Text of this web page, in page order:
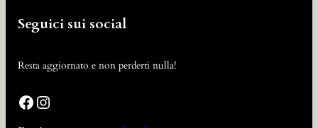
Seguici sui social
Resta aggiornato e non perderti nulla!
Facebook Instagram